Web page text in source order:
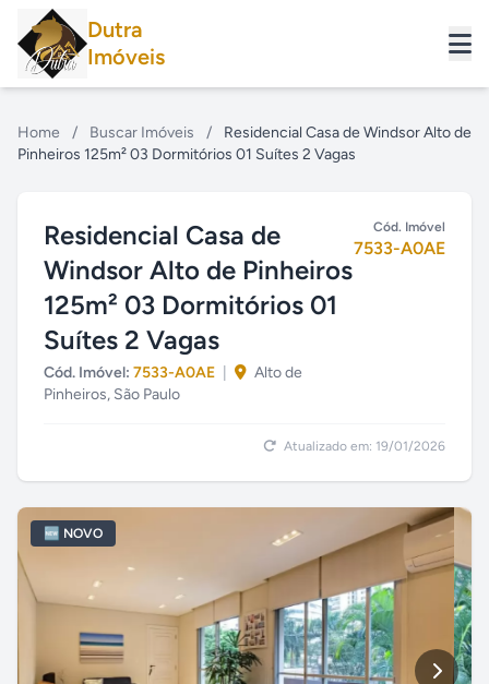
Dutra
Imóveis
Home / Buscar Imóveis /
Residencial Casa de Windsor Alto de
Pinheiros 125m² 03 Dormitórios 01 Suítes 2 Vagas
Residencial Casa de
Windsor Alto de Pinheiros
125m² 03 Dormitórios 01
Suítes 2 Vagas
Cód. Imóvel: 7533-A0AE
Alto de
Pinheiros, São Paulo
Cód. Imóvel
7533-A0AE
Atualizado em: 19/01/2026
🆕 NOVO